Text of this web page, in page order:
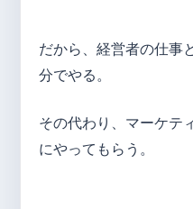
だから、経営者の仕事
分でやる。
その代わり、マーケテ
にやってもらう。